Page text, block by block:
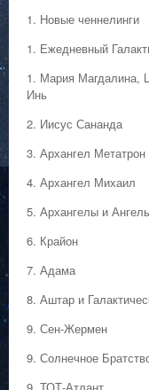
1. Hовые ченнелинги
1. Ежедневный
1. Мария Магдалина,
Инь
2. Иисус Сананда
3. Архангел Метатрон
4. Архангел Михаил
5. Архангелы и
6. Крайон
7. Адама
8. Аштар и
9. Сен-Жермен
9. Солнечное